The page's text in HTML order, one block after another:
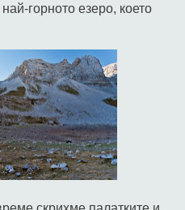
горното езеро, което